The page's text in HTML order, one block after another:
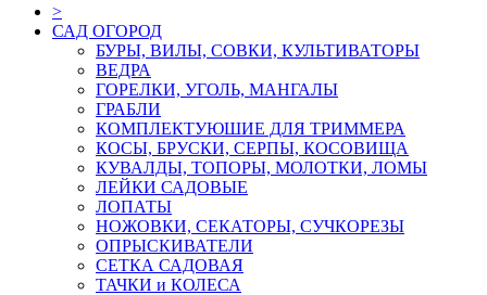
>
САД ОГОРОД
БУРЫ, ВИЛЫ, СОВКИ, КУЛЬТИВАТОРЫ
ВЕДРА
ГОРЕЛКИ, УГОЛЬ, МАНГАЛЫ
ГРАБЛИ
КОМПЛЕКТУЮШИЕ ДЛЯ ТРИММЕРА
КОСЫ, БРУСКИ, СЕРПЫ, КОСОВИЩА
КУВАЛДЫ, ТОПОРЫ, МОЛОТКИ, ЛОМЫ
ЛЕЙКИ САДОВЫЕ
ЛОПАТЫ
НОЖОВКИ, СЕКАТОРЫ, СУЧКОРЕЗЫ
ОПРЫСКИВАТЕЛИ
СЕТКА САДОВАЯ
ТАЧКИ и КОЛЕСА